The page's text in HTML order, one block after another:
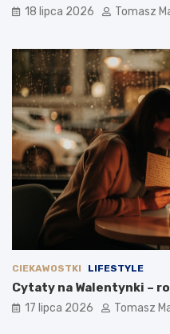
18 lipca 2026 Tomasz
CIEKAWOSTKI LIFESTYLE
Cytaty na Walentynki –
17 lipca 2026 Tomasz